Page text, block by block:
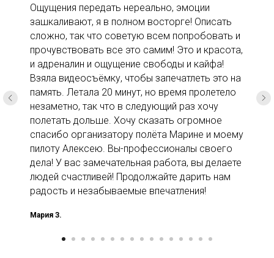
Ощущения передать нереально, эмоции
зашкаливают, я в полном восторге! Описать
сложно, так что советую всем попробовать и
прочувствовать все это самим! Это и красота,
и адреналин и ощущение свободы и кайфа!
Взяла видеосъёмку, чтобы запечатлеть это на
память. Летала 20 минут, но время пролетело
незаметно, так что в следующий раз хочу
полетать дольше. Хочу сказать огромное
спасибо организатору полёта Марине и моему
пилоту Алексею. Вы-профессионалы своего
дела! У вас замечательная работа, вы делаете
людей счастливей! Продолжайте дарить нам
радость и незабываемые впечатления!
Мария З.